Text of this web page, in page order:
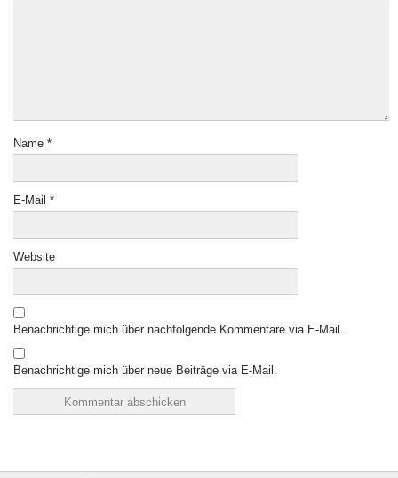
Name *
E-Mail *
Website
Benachrichtige mich über nachfolgende Kommentare via E-Mail.
Benachrichtige mich über neue Beiträge via E-Mail.